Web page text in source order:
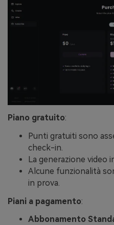
Piano gratuito:
Punti gratuiti sono
check-in.
La generazione video
Alcune funzionalità
in prova.
Piani a pagamento:
Abbonamento